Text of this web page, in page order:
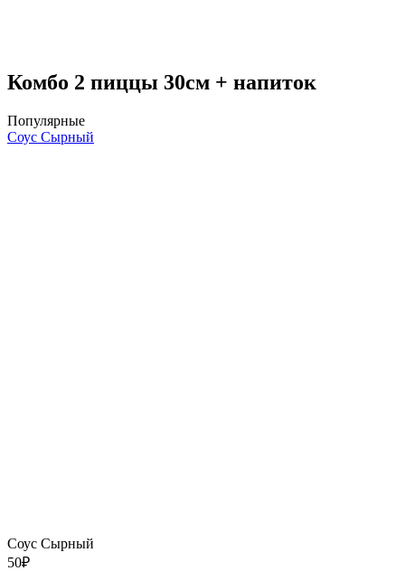
Комбо 2 пиццы 30см + напиток
Популярные
Соус Сырный
Соус Сырный
50₽